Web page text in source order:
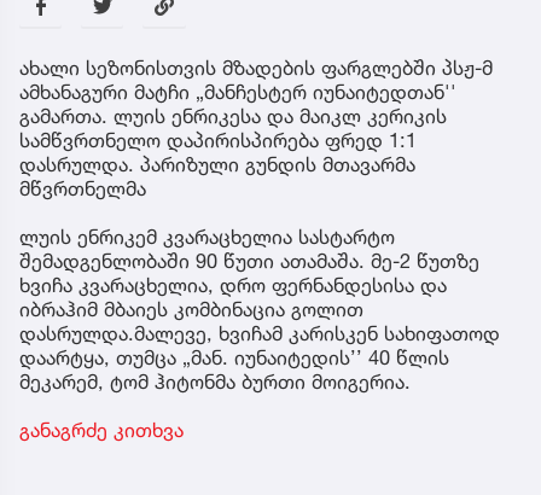
ახალი სეზონისთვის მზადების ფარგლებში პსჟ-მ
ამხანაგური მატჩი „მანჩესტერ იუნაიტედთან''
გამართა. ლუის ენრიკესა და მაიკლ კერიკის
სამწვრთნელო დაპირისპირება ფრედ 1:1
დასრულდა. პარიზული გუნდის მთავარმა
მწვრთნელმა
ლუის ენრიკემ კვარაცხელია სასტარტო
შემადგენლობაში 90 წუთი ათამაშა. მე-2 წუთზე
ხვიჩა კვარაცხელია, დრო ფერნანდესისა და
იბრაჰიმ მბაიეს კომბინაცია გოლით
დასრულდა.მალევე, ხვიჩამ კარისკენ სახიფათოდ
დაარტყა, თუმცა „მან. იუნაიტედის’’ 40 წლის
მეკარემ, ტომ ჰიტონმა ბურთი მოიგერია.
განაგრძე კითხვა